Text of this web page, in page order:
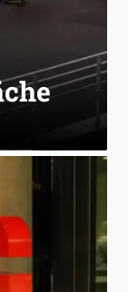
Event zu
Job-
Event-